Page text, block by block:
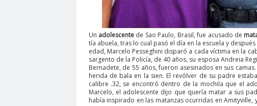
Un adolescentede Sao Paulo, Brasil, fue acusado de
tía ​​abuela, tras lo cual pasó el día en la escuela y
edad, Marcelo Pesseghini disparó a cada víctima en la
sargento de la Policía, de 40 años, su esposa Andreia
Bernadete, de 55 años, fueron asesinados en sus
herida de bala en la sien. El revólver de su padre
calibre .32, se encontró dentro de la mochila que el
Marcelo, el adolescente dijo que quería matar a sus
había inspirado en las matanzas ocurridas en